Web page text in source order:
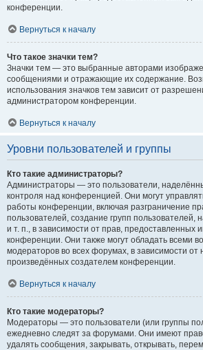
конференции.
Вернуться к началу
Что такое значки тем?
Значки тем — это выбранные авторами
сообщениями и отражающие их содержание.
использования значков тем зависит от
администратором конференции.
Вернуться к началу
Уровни пользователей и группы
Кто такие администраторы?
Администраторы — это пользователи,
контроля над конференцией. Они могут
работы конференции, включая разграничение
пользователей, создание групп пользователей,
и т. п., в зависимости от прав, предоставленных
конференции. Они также могут обладать всеми
модераторов во всех форумах, в зависимости от
произведённых создателем конференции.
Вернуться к началу
Кто такие модераторы?
Модераторы — это пользователи (или группы
ежедневно следят за форумами. Они имеют
удалять сообщения, закрывать, открывать,